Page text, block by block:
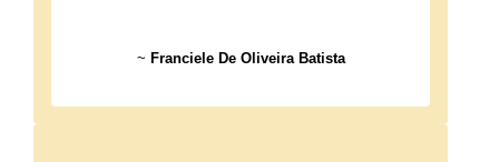
~ Franciele De Oliveira Batista